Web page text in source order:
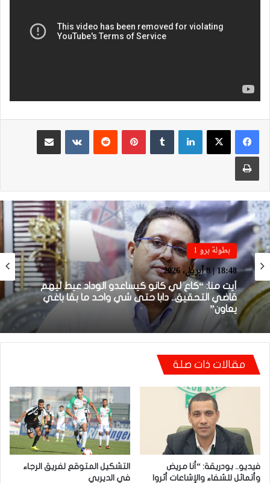
لينكدإن بينتيريست
مشاركة عبر البريد
طباعة
بطولة برو 1
18:48 | 8 أبريل، 2026
أيت منا: “كاع لي كانو كيساعدو الوداد عيط ليهم
قاضي التحقيق.. دابا حتى شي واحد ما بقا باغي
بطولة برو 1
22:23 | 6 أبريل، 2026
توالي النتائج السلبية يلاحق الوداد الرياضي بعد
تعادل جديد أمام الدفاع الحسني الجديدي
مقالات ذات صلة
فيديو.. بودريقة: “أنا مريض
وأتماثل للشفاء والإشاعات أثروا
التشكيل المتوقع لفريق الرجاء
في الديربي